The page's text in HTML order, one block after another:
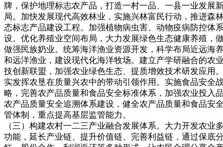
牌，保护地理标志农产品，打造一村一品、一县一业发展
局。加快发展现代高效林业，实施兴林富民行动，推进森
态标志产品建设工程。加强植物病虫害、动物疫病防控体
设。优化养殖业空间布局，大力发展绿色生态健康养殖，
做强民族奶业。统筹海洋渔业资源开发，科学布局近远海
和远洋渔业，建设现代化海洋牧场。建立产学研融合的农
技创新联盟，加强农业绿色生态、提质增效技术研发应用
实发挥农垦在质量兴农中的带动引领作用。实施食品安全
略，完善农产品质量和食品安全标准体系，加强农业投入
农产品质量安全追溯体系建设，健全农产品质量和食品安
管体制，重点提高基层监管能力。
（三）构建农村一二三产业融合发展体系。大力开发农业
功能，延长产业链、提升价值链、完善利益链，通过保底